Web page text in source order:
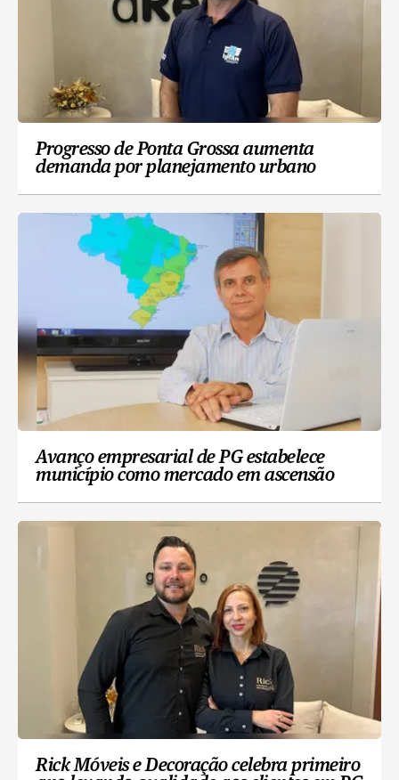
Progresso de Ponta Grossa aumenta
demanda por planejamento urbano
Avanço empresarial de PG estabelece
município como mercado em ascensão
Rick Móveis e Decoração celebra primeiro